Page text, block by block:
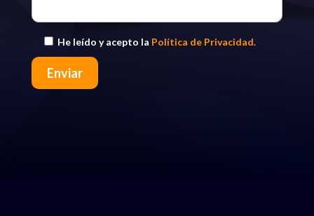
He leído y acepto la Política de Privacidad.